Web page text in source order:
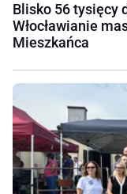
Blisko 56 tysięcy
Włocławianie
Mieszkańca